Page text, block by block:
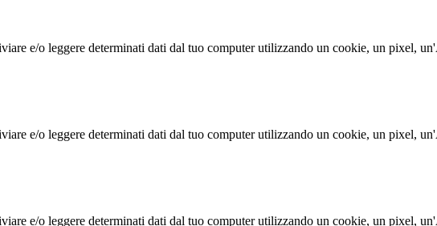
e/o leggere determinati dati dal tuo computer utilizzando un cookie, un pixel,
e/o leggere determinati dati dal tuo computer utilizzando un cookie, un pixel,
e/o leggere determinati dati dal tuo computer utilizzando un cookie, un pixel,